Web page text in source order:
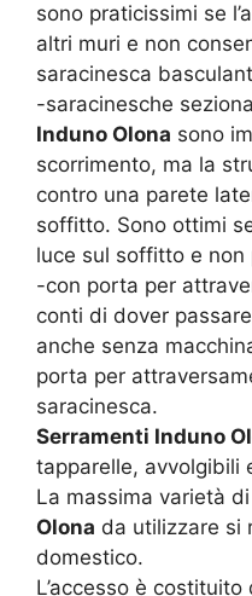
sono praticissimi se
altri muri e non
saracinesca
-saracinesche
Induno Olona sono
scorrimento, ma la
contro una parete
soffitto. Sono ottimi
luce sul soffitto e non
-con porta per
conti di dover
anche senza
porta per
saracinesca.
Serramenti Induno
tapparelle, avvolgibili
La massima varietà di
Olona da utilizzare si
domestico.
L’accesso è